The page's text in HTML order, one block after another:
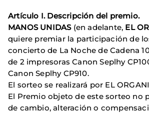
Artículo I. Descripción del premio.
MANOS UNIDAS(en adelante, EL
quiere premiar la participación de
concierto de La Noche de Cadena
de 2 impresoras Canon Seplhy
Canon Seplhy CP910.
El sorteo se realizará por EL
El Premio objeto de este sorteo no
de cambio, alteración o